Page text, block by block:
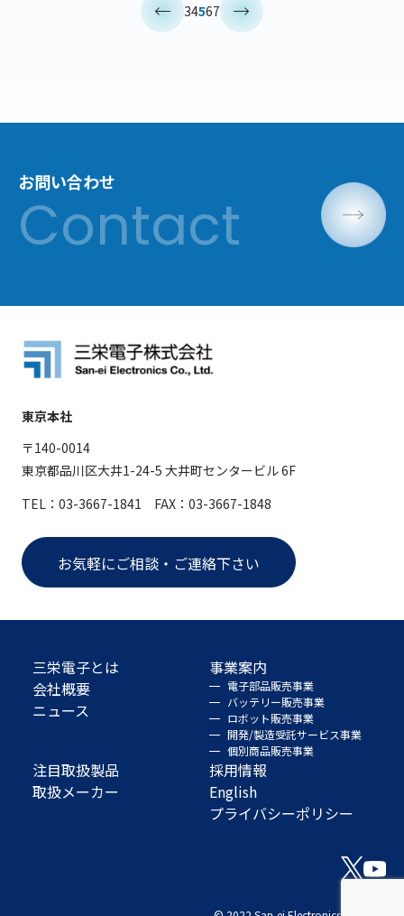
34567
お問い合わせ
東京本社
〒140-0014
東京都品川区大井1-24-5 大井町センタービル 6F
TEL：03-3667-1841 FAX：03-3667-1848
お気軽にご相談・ご連絡下さい
三栄電子とは
会社概要
ニュース
事業案内
電子部品販売事業
バッテリー販売事業
ロボット販売事業
開発/製造受託サービス事業
個別商品販売事業
注目取扱製品
取扱メーカー
採用情報
English
プライバシーポリシー